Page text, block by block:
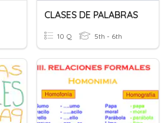
CLASES DE PALABRAS
10 Q 5th - 6th